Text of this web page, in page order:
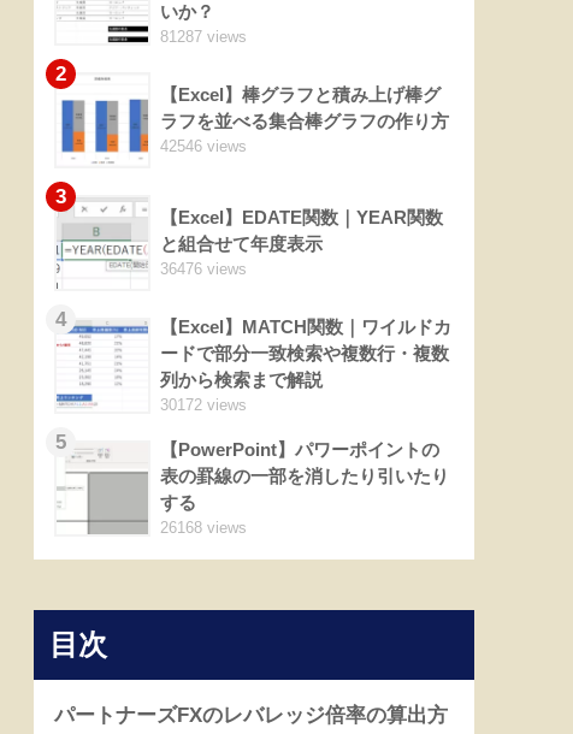
いか？
81287 views
2
【Excel】棒グラフと積み上げ棒グ
ラフを並べる集合棒グラフの作り方
42546 views
3
【Excel】EDATE関数｜YEAR関数
と組合せて年度表示
36476 views
4
【Excel】MATCH関数｜ワイルドカ
ードで部分一致検索や複数行・複数
列から検索まで解説
30172 views
5
【PowerPoint】パワーポイントの
表の罫線の一部を消したり引いたり
する
26168 views
目次
パートナーズFXのレバレッジ倍率の算出方